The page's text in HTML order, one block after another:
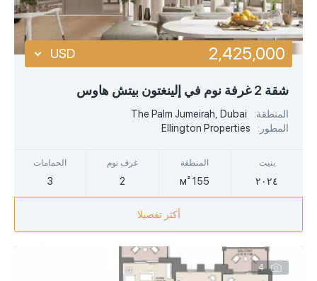
شقة 2 غرفة نوم في إلينغتون بيتش هاوس
المنطقة:
The Palm Jumeirah, Dubai
المطور:
Ellington Properties
بنيت
٢٠٢٤
المنطقة
155 м²
غرف نوم
2
الحمامات
3
2,425,000
USD
أكثر تفصيلا
4